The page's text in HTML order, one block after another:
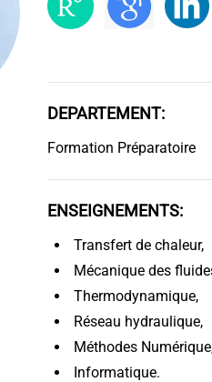
DEPARTEMENT:
Formation Préparatoire
ENSEIGNEMENTS:
Transfert de chaleur,
Mécanique des
Thermodynamique,
Réseau hydraulique,
Méthodes
Informatique.